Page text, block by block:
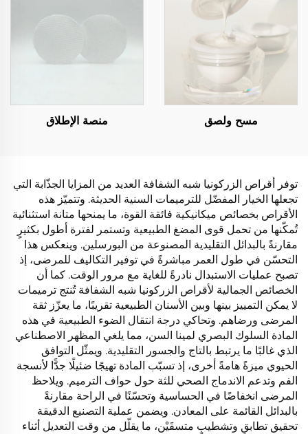
مسح ولصق منصة الإطلاق
توفر أقراص الزركونيا شبه الشفافة العديد من المزايا الجذّابة التي
تجعلها الخيار المفضّل للترميمات السنية الحديثة. وتتميّز هذه
الأقراص بخصائص ميكانيكية فائقة القوة، ما يمنحها متانة استثنائية
تُمكّنها من تحمل قوى المضغ الطبيعية وتستمر لفترة أطول بكثيرٍ
مقارنةً بالبدائل التقليدية المصنوعة من البورسلين. وينعكس هذا
التحسّن في طول العمر مباشرةً في توفير التكاليف للمرضى، إذ
تصبح عمليات الاستبدال نادرةً للغاية مع مرور الوقت. كما أن
الخصائص الجمالية لأقراص الزركونيا شبه الشفافة تُنتج ترميمات
لا يمكن التمييز بينها وبين الأسنان الطبيعية تقريبًا، ما يعزّز ثقة
المرضى ورضاهم. وتحاكي درجة انتقال الضوء الطبيعية في هذه
المادة السلوك البصري لمينا السن، مما يلغي المظهر الاصطناعي
الذي غالبًا ما يرتبط بالتاج والجسور التقليدية. ويمثّل التوافق
الحيوي ميزةً هامةً أخرى، إذ تسبّب المادة تهيجًا ضئيلًا جدًّا لأنسجة
الفم وتدعم الاندماج الصحي للثة حول حواف الترميم. ويلاحظ
المرضى انخفاضًا في الحساسية وتحسّنًا في الراحة مقارنةً
بالبدائل القائمة على المعادن. ويضمن عملية التصنيع الدقيقة
تحقيق تطابقٍ وتشطيبٍ متسقَيْن، ما يقلّل من وقت التعديل أثناء